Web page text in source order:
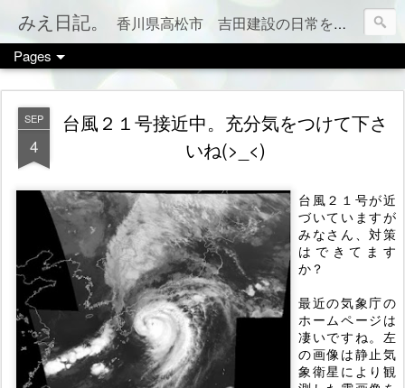
みえ日記。 香川県高松市 吉田建設の日常をお伝えします。 家づくりのこと、税金のこと、カフェやお店情報、ママ会のこと等など、カテゴリー別でもご覧いただけます（右上のメニューボタンを押してね）
Pages
SEP
4
台風２１号接近中。充分気をつけて下さ
いね(>_<)
台風２１号が近
づいていますが
みなさん、対策
はできてます
か？
最近の気象庁の
ホームページは
凄いですね。左
の画像は静止気
象衛星により観